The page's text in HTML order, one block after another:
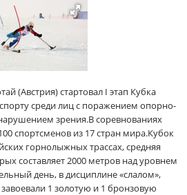
(Австрия) стартовал I этап Кубка
среди лиц с поражением опорно-
зрения.В соревнованиях
спортсменов из 17 стран мира.Кубок
горнолыжных трассах, средняя
составляет 2000 метров над уровнем
день, в дисциплине «слалом»,
1 золотую и 1 бронзовую